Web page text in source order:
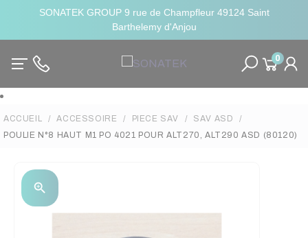
SONATEK GROUP 9 rue de Champfleur 49124 Saint
Barthelemy d'Anjou
0
ACCUEIL ACCESSOIRE PIECE SAV
SAV ASD
POULIE N°8 HAUT M1 PO 4021 POUR ALT270, ALT290 ASD (80120)
zoom_in